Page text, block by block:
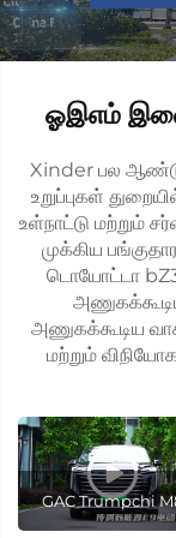
ஓஇஎம்
Xinder பல
உறுப்புகள்
உள்நாட்டு மற்றும்
முக்கிய
டொயோட்டா
அணுகக்கூடிய
மற்றும்
GAC Trumpchi